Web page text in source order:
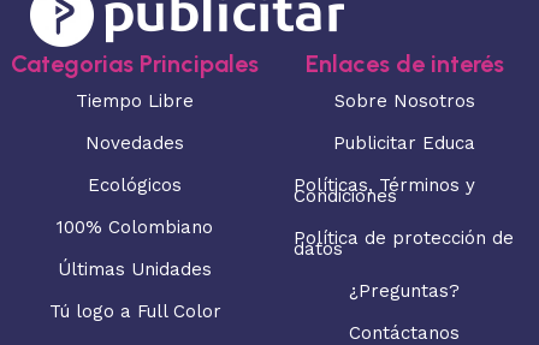
Categorias Principales
Tiempo Libre
Novedades
Ecológicos
100% Colombiano
Últimas Unidades
Tú logo a Full Color
Enlaces de interés
Sobre Nosotros
Publicitar Educa
Políticas, Términos y
Condiciones
Política de protección de
datos
¿Preguntas?
Contáctanos